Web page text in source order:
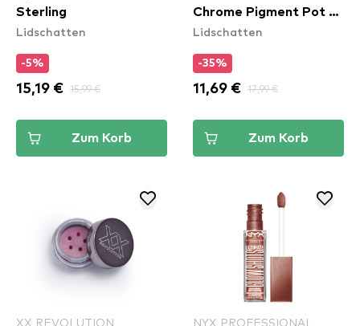
Sterling
Lidschatten
-5%
15,19 € 15,99 €
Zum Korb
Chrome Pigment Pot -
Charge
Lidschatten
-35%
11,69 € 17,99 €
Zum Korb
XX REVOLUTION NYX PROFESSIONAL